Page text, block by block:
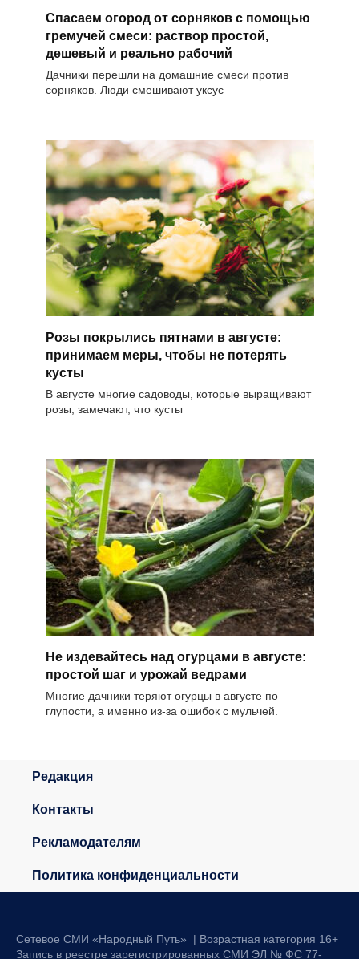
Спасаем огород от сорняков с помощью
гремучей смеси: раствор простой,
дешевый и реально рабочий
Дачники перешли на домашние смеси против
сорняков. Люди смешивают уксус
Розы покрылись пятнами в августе:
принимаем меры, чтобы не потерять
кусты
В августе многие садоводы, которые выращивают
розы, замечают, что кусты
Не издевайтесь над огурцами в августе:
простой шаг и урожай ведрами
Многие дачники теряют огурцы в августе по
глупости, а именно из-за ошибок с мульчей.
Редакция
Контакты
Рекламодателям
Политика конфиденциальности
Сетевое СМИ «Народный Путь» | Возрастная категория 16+
Запись в реестре зарегистрированных СМИ ЭЛ № ФС 77-